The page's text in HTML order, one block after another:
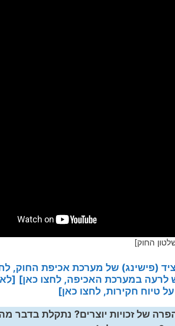
החוק]
(פישינג) של מערכת אכיפת החוק,
במערכת האכיפה, לחצו כאן]
טיוח חקירות, לחצו כאן]
של זכויות יוצרים? נתקלת בדבר מה